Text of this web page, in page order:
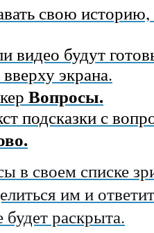
свою
видео будут
вверху экрана.
Вопросы.
подсказки с
в своем списке
им и
раскрыта.